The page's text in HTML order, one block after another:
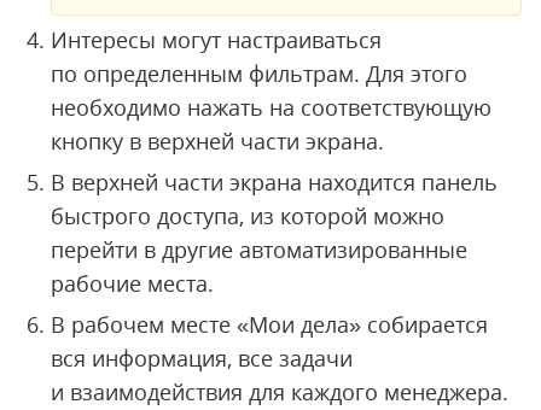
Интересы могут настраиваться
по определенным фильтрам. Для этого
необходимо нажать на соответствующую
кнопку в верхней части экрана.
В верхней части экрана находится панель
быстрого доступа, из которой можно
перейти в другие автоматизированные
рабочие места.
В рабочем месте «Мои дела» собирается
вся информация, все задачи
и взаимодействия для каждого менеджера.